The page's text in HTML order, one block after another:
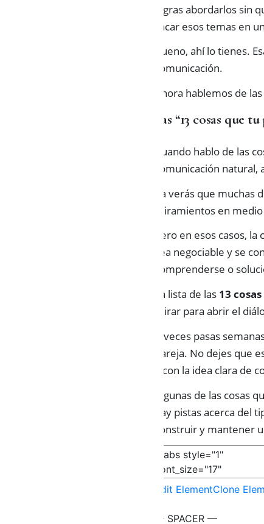
logras abordarlos sin
sacar esos temas en
Bueno, ahí lo tienes.
comunicación.
Ahora hablemos de
Las “13 cosas que
Cuando hablo de las
comunicación
Ya verás que
miramientos en
Pero en esos casos,
sea negociable y se
comprenderse o
La lista de las 13
mirar para abrir el
A veces pasas
pareja. No dejes que
y con la idea clara
Algunas de las cosas
hay pistas acerca del
construir y mantener
Edit ElementClone
— SPACER —